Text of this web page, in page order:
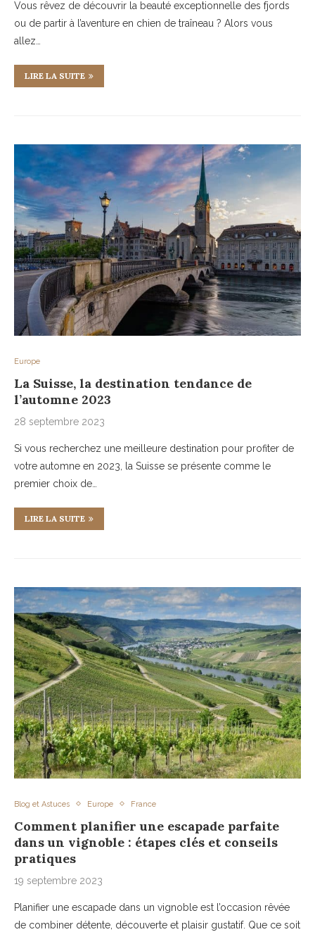
Vous rêvez de découvrir la beauté exceptionnelle des fjords
ou de partir à l’aventure en chien de traîneau ? Alors vous
allez…
LIRE LA SUITE
Europe
La Suisse, la destination tendance de
l’automne 2023
28 septembre 2023
Si vous recherchez une meilleure destination pour profiter de
votre automne en 2023, la Suisse se présente comme le
premier choix de…
LIRE LA SUITE
Blog et Astuces Europe France
Comment planifier une escapade parfaite
dans un vignoble : étapes clés et conseils
pratiques
19 septembre 2023
Planifier une escapade dans un vignoble est l’occasion rêvée
de combiner détente, découverte et plaisir gustatif. Que ce soit